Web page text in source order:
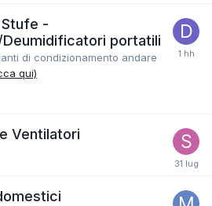
-
portatili
di condizionamento andare
qui)
Ventilatori